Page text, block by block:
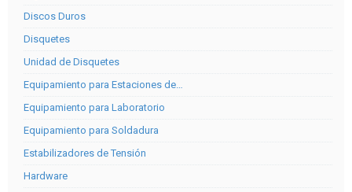
Discos Duros
Disquetes
Unidad de Disquetes
Equipamiento para Estaciones de…
Equipamiento para Laboratorio
Equipamiento para Soldadura
Estabilizadores de Tensión
Hardware